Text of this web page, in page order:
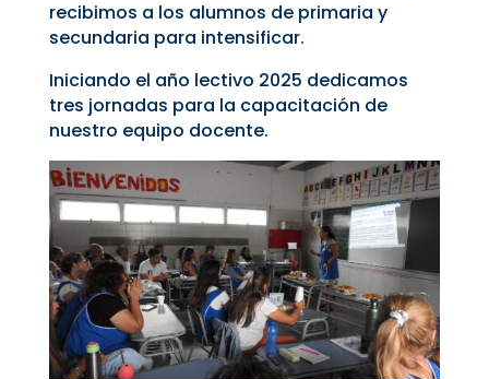
recibimos a los alumnos de primaria y
secundaria para intensificar.
Iniciando el año lectivo 2025 dedicamos
tres jornadas para la capacitación de
nuestro equipo docente.